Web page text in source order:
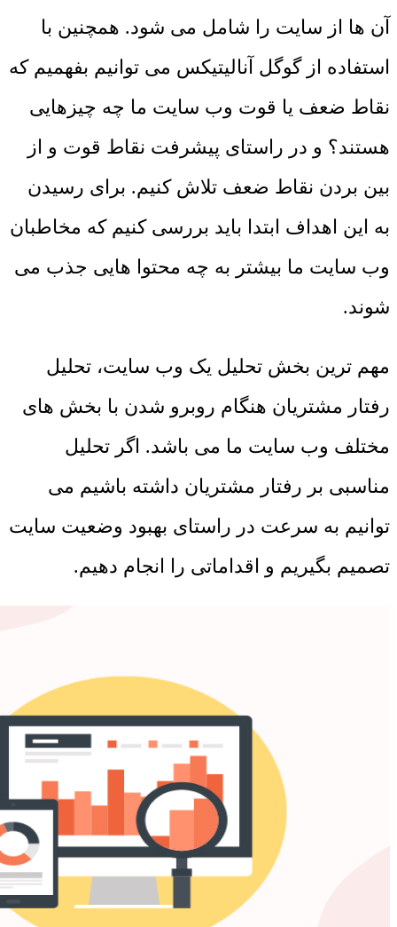
آن ها از سایت را شامل می شود. همچنین با
استفاده از گوگل آنالیتیکس می توانیم بفهمیم که
نقاط ضعف یا قوت وب سایت ما چه چیزهایی
هستند؟ و در راستای پیشرفت نقاط قوت و از
بین بردن نقاط ضعف تلاش کنیم. برای رسیدن
به این اهداف ابتدا باید بررسی کنیم که مخاطبان
وب سایت ما بیشتر به چه محتوا هایی جذب می
شوند.
مهم ترین بخش تحلیل یک وب سایت، تحلیل
رفتار مشتریان هنگام روبرو شدن با بخش های
مختلف وب سایت ما می باشد. اگر تحلیل
مناسبی بر رفتار مشتریان داشته باشیم می
توانیم به سرعت در راستای بهبود وضعیت سایت
تصمیم بگیریم و اقداماتی را انجام دهیم.